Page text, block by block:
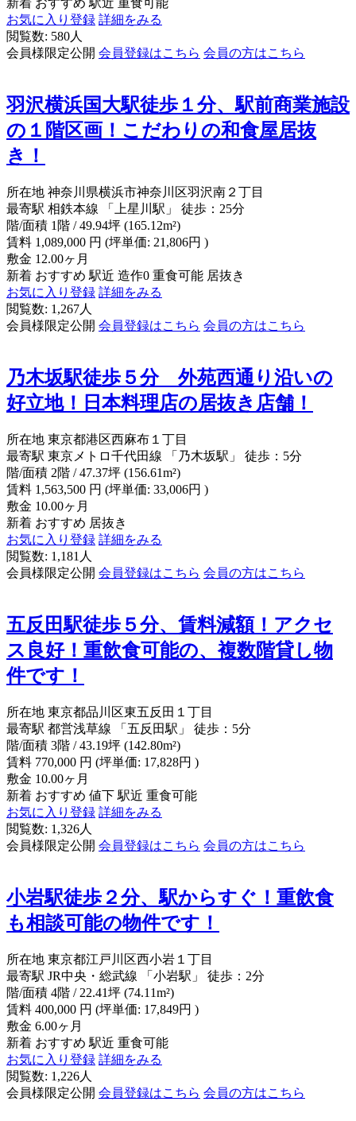
新着 おすすめ 駅近 重食可能
お気に入り登録 詳細をみる
閲覧数: 580人
会員様限定公開 会員登録はこちら 会員の方はこちら
羽沢横浜国大駅徒歩１分、駅前商業施設
の１階区画！こだわりの和食屋居抜
き！
所在地 神奈川県横浜市神奈川区羽沢南２丁目
最寄駅 相鉄本線 「上星川駅」 徒歩：25分
階/面積 1階 / 49.94坪 (165.12m²)
賃料 1,089,000 円 (坪単価: 21,806円 )
敷金 12.00ヶ月
新着 おすすめ 駅近 造作0 重食可能 居抜き
お気に入り登録 詳細をみる
閲覧数: 1,267人
会員様限定公開 会員登録はこちら 会員の方はこちら
乃木坂駅徒歩５分 外苑西通り沿いの
好立地！日本料理店の居抜き店舗！
所在地 東京都港区西麻布１丁目
最寄駅 東京メトロ千代田線 「乃木坂駅」 徒歩：5分
階/面積 2階 / 47.37坪 (156.61m²)
賃料 1,563,500 円 (坪単価: 33,006円 )
敷金 10.00ヶ月
新着 おすすめ 居抜き
お気に入り登録 詳細をみる
閲覧数: 1,181人
会員様限定公開 会員登録はこちら 会員の方はこちら
五反田駅徒歩５分、賃料減額！アクセ
ス良好！重飲食可能の、複数階貸し物
件です！
所在地 東京都品川区東五反田１丁目
最寄駅 都営浅草線 「五反田駅」 徒歩：5分
階/面積 3階 / 43.19坪 (142.80m²)
賃料 770,000 円 (坪単価: 17,828円 )
敷金 10.00ヶ月
新着 おすすめ 値下 駅近 重食可能
お気に入り登録 詳細をみる
閲覧数: 1,326人
会員様限定公開 会員登録はこちら 会員の方はこちら
小岩駅徒歩２分、駅からすぐ！重飲食
も相談可能の物件です！
所在地 東京都江戸川区西小岩１丁目
最寄駅 JR中央・総武線 「小岩駅」 徒歩：2分
階/面積 4階 / 22.41坪 (74.11m²)
賃料 400,000 円 (坪単価: 17,849円 )
敷金 6.00ヶ月
新着 おすすめ 駅近 重食可能
お気に入り登録 詳細をみる
閲覧数: 1,226人
会員様限定公開 会員登録はこちら 会員の方はこちら